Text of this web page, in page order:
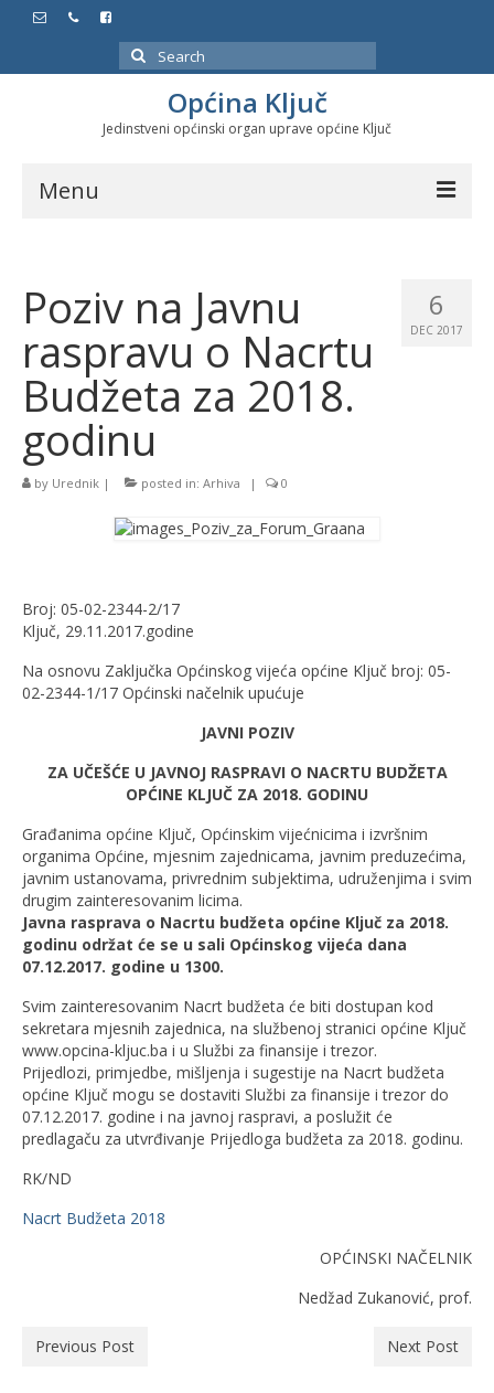
Search
for:
Općina Ključ
Jedinstveni općinski organ uprave općine Ključ
Menu
Službeni glasnici
Javne nabavke
Značajni datumi i manifestacije
Program energetske efikasnosti u stambenom
sektoru
6
DEC 2017
Poziv na Javnu
raspravu o Nacrtu
Budžeta za 2018.
godinu
by Urednik | posted in: Arhiva | 0
Broj: 05-02-2344-2/17
Ključ, 29.11.2017.godine
Na osnovu Zaključka Općinskog vijeća općine Ključ broj: 05-
02-2344-1/17 Općinski načelnik upućuje
JAVNI POZIV
ZA UČEŠĆE U JAVNOJ RASPRAVI O NACRTU BUDŽETA
OPĆINE KLJUČ ZA 2018. GODINU
Građanima općine Ključ, Općinskim vijećnicima i izvršnim
organima Općine, mjesnim zajednicama, javnim preduzećima,
javnim ustanovama, privrednim subjektima, udruženjima i svim
drugim zainteresovanim licima.
Javna rasprava o Nacrtu budžeta općine Ključ za 2018.
godinu održat će se u sali Općinskog vijeća dana
07.12.2017. godine u 1300.
Svim zainteresovanim Nacrt budžeta će biti dostupan kod
sekretara mjesnih zajednica, na službenoj stranici općine Ključ
www.opcina-kljuc.ba i u Službi za finansije i trezor.
Prijedlozi, primjedbe, mišljenja i sugestije na Nacrt budžeta
općine Ključ mogu se dostaviti Službi za finansije i trezor do
07.12.2017. godine i na javnoj raspravi, a poslužit će
predlagaču za utvrđivanje Prijedloga budžeta za 2018. godinu.
RK/ND
Nacrt Budžeta 2018
OPĆINSKI NAČELNIK
Nedžad Zukanović, prof.
Previous Post Next Post